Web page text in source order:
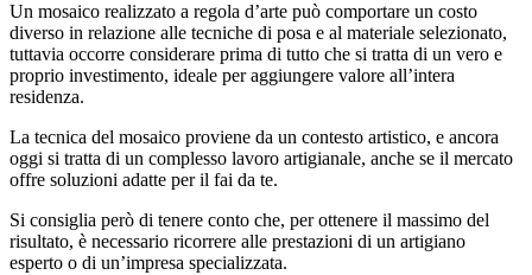
Un mosaico realizzato a regola d’arte può comportare un costo
diverso in relazione alle tecniche di posa e al materiale selezionato,
tuttavia occorre considerare prima di tutto che si tratta di un vero e
proprio investimento, ideale per aggiungere valore all’intera
residenza.
La tecnica del mosaico proviene da un contesto artistico, e ancora
oggi si tratta di un complesso lavoro artigianale, anche se il mercato
offre soluzioni adatte per il fai da te.
Si consiglia però di tenere conto che, per ottenere il massimo del
risultato, è necessario ricorrere alle prestazioni di un artigiano
esperto o di un’impresa specializzata.